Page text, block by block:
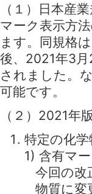
（１）日本産
マーク表示方
ます。同規格
後、2021年3
されました。な
可能です。
（２）2021年
特定の化
1) 含有マ
今回の改
物質に変